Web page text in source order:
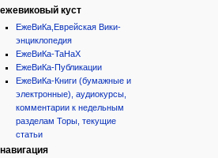
ежевиковый куст
ЕжеВиКа,Еврейская Вики-
энциклопедия
ЕжеВиКа-ТаНаХ
ЕжеВиКа-Публикации
ЕжеВиКа-Книги (бумажные и
электронные), аудиокурсы,
комментарии к недельным
разделам Торы, текущие
статьи
навигация